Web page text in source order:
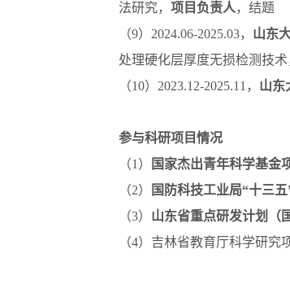
法研究， 项目负责人，结题
（9）2024.06-2025.03， 山东
处理硬化层厚度无损检测技术
（10）2023.12-2025.11， 山东
参与科研项目情况
（1）
国家杰出青年科学基金
（2）
国防科技工业局“十三
（3） 山东省重点研发计划（
（4）吉林省教育厅科学研究